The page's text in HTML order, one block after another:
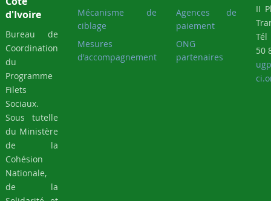
d'Ivoire
Bureau de
Coordination
du
Programme
Filets
Sociaux.
Sous tutelle
du Ministère
de la
Cohésion
Nationale,
de la
Mécanisme de
ciblage
Mesures
d'accompagnement
Agences de
paiement
ONG
partenaires
II
50